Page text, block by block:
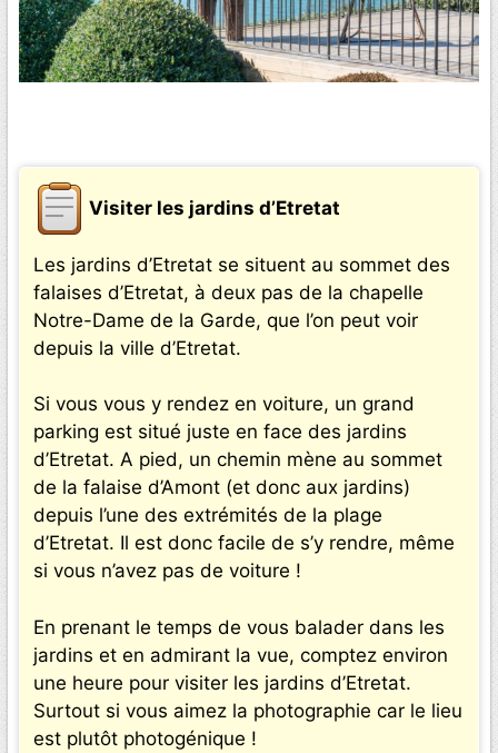
Visiter les jardins d’Etretat
Les jardins d’Etretat se situent au sommet des
falaises d’Etretat, à deux pas de la chapelle
Notre-Dame de la Garde, que l’on peut voir
depuis la ville d’Etretat.
Si vous vous y rendez en voiture, un grand
parking est situé juste en face des jardins
d’Etretat. A pied, un chemin mène au sommet
de la falaise d’Amont (et donc aux jardins)
depuis l’une des extrémités de la plage
d’Etretat. Il est donc facile de s’y rendre, même
si vous n’avez pas de voiture !
En prenant le temps de vous balader dans les
jardins et en admirant la vue, comptez environ
une heure pour visiter les jardins d’Etretat.
Surtout si vous aimez la photographie car le lieu
est plutôt photogénique !